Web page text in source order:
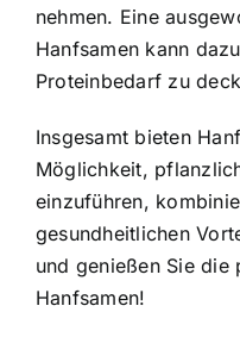
nehmen. Eine
Hanfsamen kann
Proteinbedarf zu
Insgesamt bieten
Möglichkeit,
einzuführen,
gesundheitlichen
und genießen Sie
Hanfsamen!